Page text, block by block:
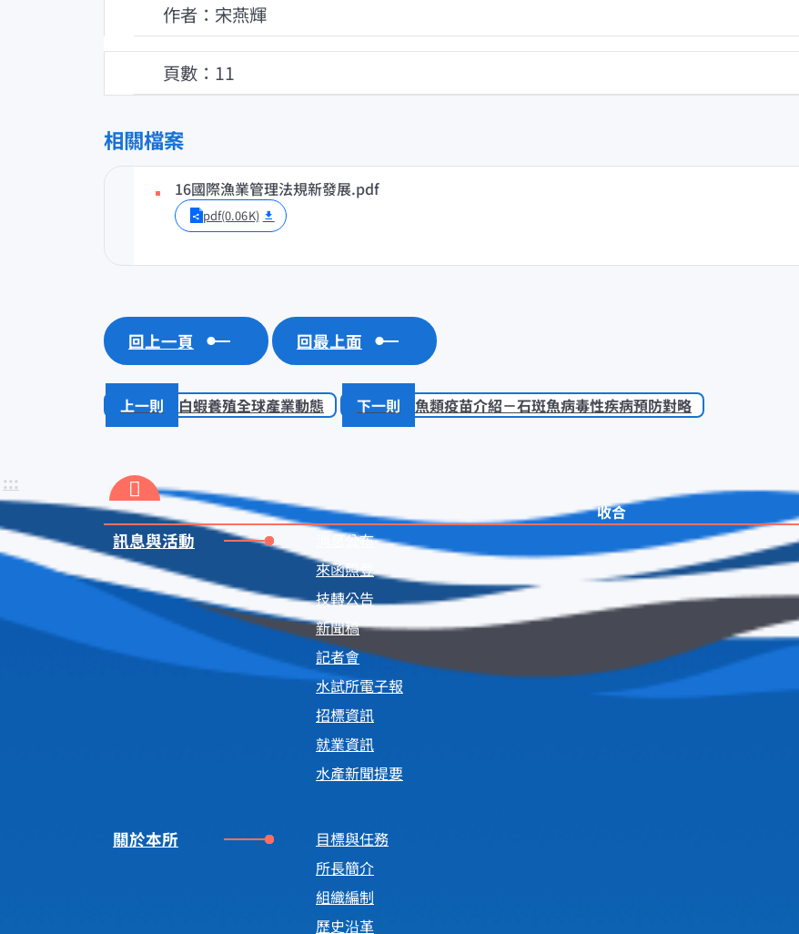
作者：宋燕輝
頁數：11
相關檔案
16國際漁業管理法規新發展.pdf
pdf(0.06K)
回上一頁 回最上面
白蝦養殖全球產業動態 魚類疫苗介紹－石斑魚病毒性疾病預防對略
:::
收合
訊息與活動
消息公布
來函照登
技轉公告
新聞稿
記者會
水試所電子報
招標資訊
就業資訊
水產新聞提要
關於本所
目標與任務
所長簡介
組織編制
歷史沿革